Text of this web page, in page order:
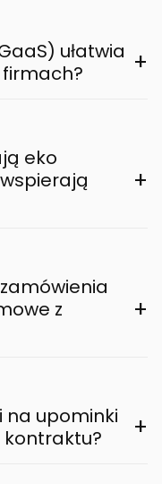
ułatwia +
eko
+
z
+
na upominki
+